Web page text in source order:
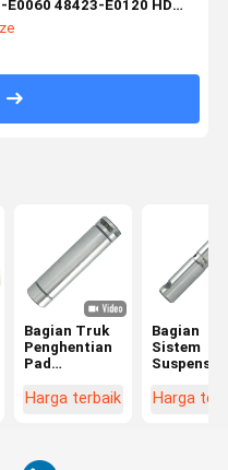
48423-E0120 HD
Bagian Truk
Penghentian
Pad
Mobil
Idler
Harga terbaik
Bagian
Sistem
Suspensi
Baja
Harga